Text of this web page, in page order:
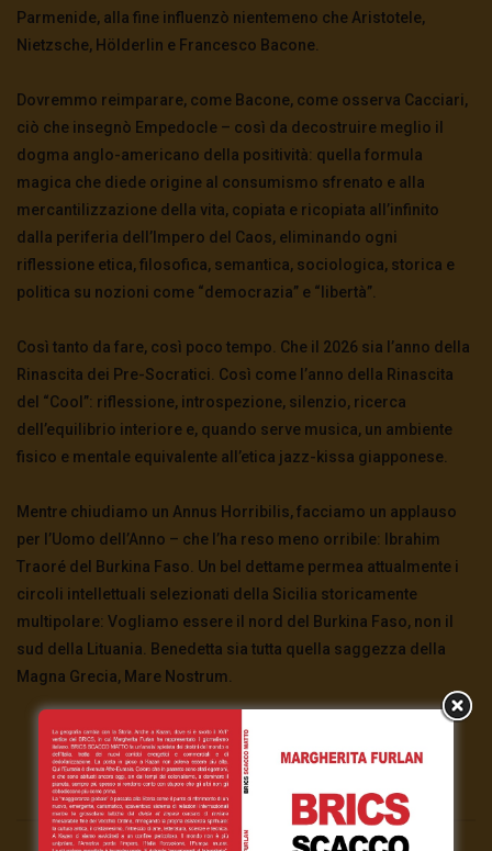
Parmenide, alla fine influenzò nientemeno che Aristotele,
Nietzsche, Hölderlin e Francesco Bacone.
Dovremmo reimparare, come Bacone, come osserva Cacciari,
ciò che insegnò Empedocle – così da decostruire meglio il
dogma anglo-americano della positività: quella formula
magica che diede origine al consumismo sfrenato e alla
mercantilizzazione della vita, copiata e ricopiata all’infinito
dalla periferia dell’Impero del Caos, eliminando ogni
riflessione etica, filosofica, semantica, sociologica, storica e
politica su nozioni come “democrazia” e “libertà”.
Così tanto da fare, così poco tempo. Che il 2026 sia l’anno della
Rinascita dei Pre-Socratici. Così come l’anno della Rinascita
del “Cool”: riflessione, introspezione, silenzio, ricerca
dell’equilibrio interiore e, quando serve musica, un ambiente
fisico e mentale equivalente all’etica jazz-kissa giapponese.
Mentre chiudiamo un Annus Horribilis, facciamo un applauso
per l’Uomo dell’Anno – che l’ha reso meno orribile: Ibrahim
Traoré del Burkina Faso. Un bel dettame permea attualmente i
circoli intellettuali selezionati della Sicilia storicamente
multipolare: Vogliamo essere il nord del Burkina Faso, non il
sud della Lituania. Benedetta sia tutta quella saggezza della
Magna Grecia, Mare Nostrum.
Click to rate this post!
[Total:8 Average:3.3]